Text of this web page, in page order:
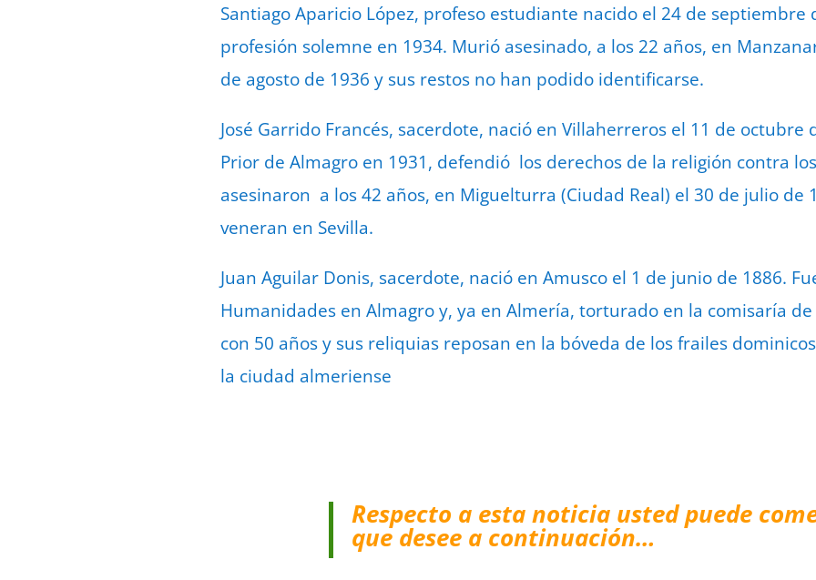
Santiago Aparicio López, profeso estudiante nacido el 24 de septiembre
profesión solemne en 1934. Murió asesinado, a los 22 años, en
de agosto de 1936 y sus restos no han podido identificarse.
José Garrido Francés, sacerdote, nació en Villaherreros el 11 de octubre
Prior de Almagro en 1931, defendió los derechos de la religión contra
asesinaron a los 42 años, en Miguelturra (Ciudad Real) el 30 de julio de
veneran en Sevilla.
Juan Aguilar Donis, sacerdote, nació en Amusco el 1 de junio de 1886.
Humanidades en Almagro y, ya en Almería, torturado en la comisaría
con 50 años y sus reliquias reposan en la bóveda de los frailes
la ciudad almeriense
Respecto a esta noticia usted puede
que desee a continuación…